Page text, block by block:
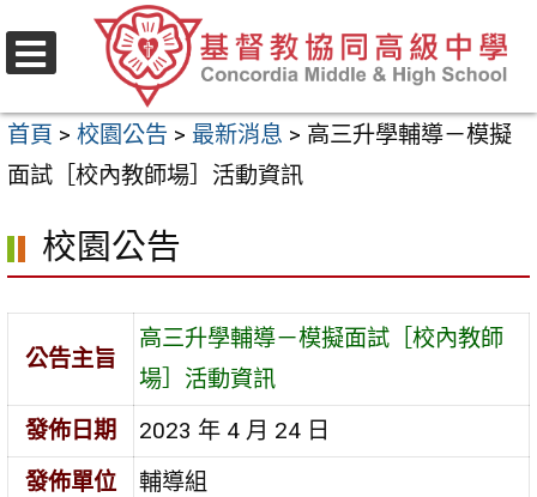
至
要
內
區
首頁 > 校園公告 > 最新消息 > 高三升學輔導－模擬
面試［校內教師場］活動資訊
校園公告
公告主旨
高三升學輔導－模擬面試［校內教師
場］活動資訊
發佈日期
2023 年 4 月 24 日
發佈單位
輔導組
選
單